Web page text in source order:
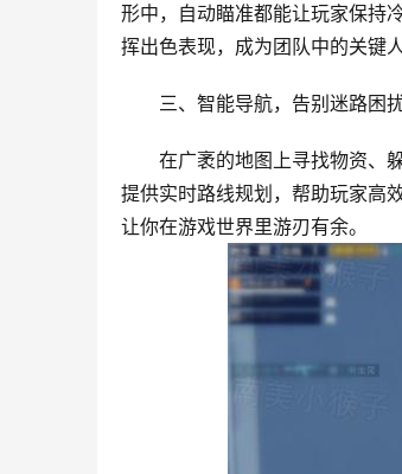
形中，自动瞄准都能让玩家保持
挥出色表现，成为团队中的关键人
三、智能导航，告别迷路困
在广袤的地图上寻找物资、
提供实时路线规划，帮助玩家高
让你在游戏世界里游刃有余。